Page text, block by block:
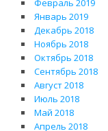
Февраль 2019
Январь 2019
Декабрь 2018
Ноябрь 2018
Октябрь 2018
Сентябрь 2018
Август 2018
Июль 2018
Май 2018
Апрель 2018